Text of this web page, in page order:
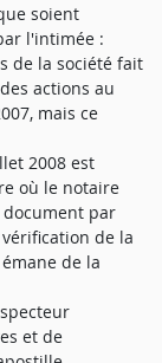
soient
l'intimée :
de la société fait
actions au
mais ce
2008 est
où le notaire
par
de la
de la
et de